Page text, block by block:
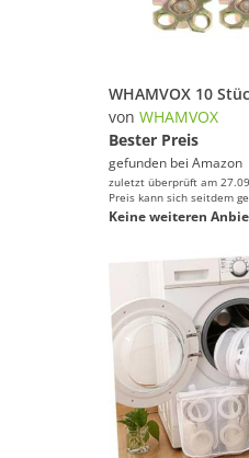
von WHAMVOX
Bester Preis
gefunden bei Amazon
zuletzt überprüft am
Preis kann sich seitdem
Keine weiteren